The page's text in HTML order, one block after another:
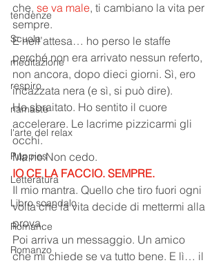
tendenze
Scuola
meditazione
respiro
namaste
l'arte del relax
Puppies
Letteratura
Libro scandalo
Romance
Romanzo
che, se va male, ti cambiano la vita per
sempre.
E nell’attesa… ho perso le staffe
perché non era arrivato nessun referto,
non ancora, dopo dieci giorni. Sì, ero
incazzata nera (e sì, si può dire).
Ho sbraitato. Ho sentito il cuore
accelerare. Le lacrime pizzicarmi gli
occhi.
Ma no.Non cedo.
IO CE LA FACCIO. SEMPRE.
Il mio mantra. Quello che tiro fuori ogni
volta che la vita decide di mettermi alla
prova.
Poi arriva un messaggio. Un amico
che mi chiede se va tutto bene. E lì… il